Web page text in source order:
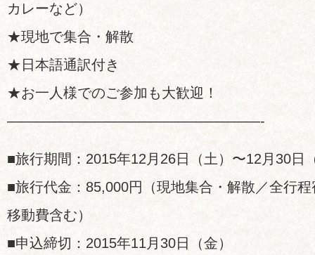
カレーなど）
★現地で集合・解散
★日本語通訳付き
★お一人様でのご参加も大歓迎！
——————————————————-
■旅行期間：2015年12月26日（土）〜12月30日
■旅行代金：85,000円（現地集合・解散／全行
移動費含む）
■申込締切：2015年11月30日（金）